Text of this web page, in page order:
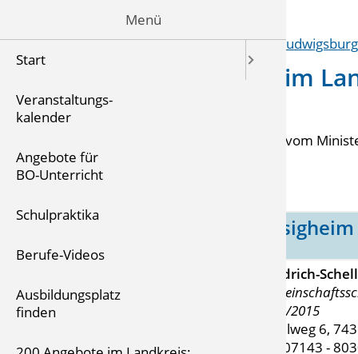
Gemeinschaftsschulen im
Ludwigsburg
- Informationen vom
Jugend und Sport Baden-Württemberg.
Besigheim
Friedrich-
2014/2015
Schulweg 6,
Tel. 07143 -
Menü
Start
Veranstaltungs-
kalender
Angebote für
BO-Unterricht
Schulpraktika
Berufe-Videos
Ausbildungsplatz
finden